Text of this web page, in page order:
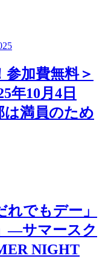
参加費無料＞
年10月4日
は満員のため
でもデー」
―サマースク
NIGHT